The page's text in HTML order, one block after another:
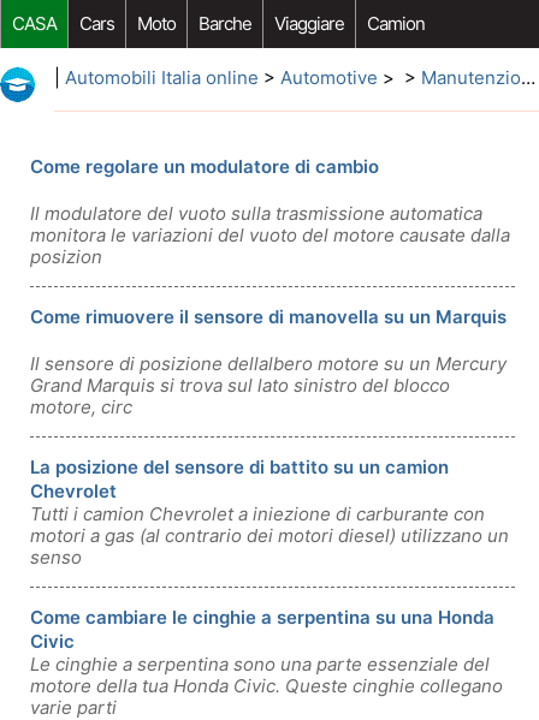
CASA Cars Moto Barche Viaggiare Camion
Riparazione Auto Acquisto Auto Car Opzioni Aftermarket
Automobili Italia online > Automotive > > Manutenzione
Come regolare un modulatore di cambio
Il modulatore del vuoto sulla trasmissione automatica
monitora le variazioni del vuoto del motore causate dalla
posizion
Come rimuovere il sensore di manovella su un Marquis
Il sensore di posizione dellalbero motore su un Mercury
Grand Marquis si trova sul lato sinistro del blocco
motore, circ
La posizione del sensore di battito su un camion
Chevrolet
Tutti i camion Chevrolet a iniezione di carburante con
motori a gas (al contrario dei motori diesel) utilizzano un
senso
Come cambiare le cinghie a serpentina su una Honda
Civic
Le cinghie a serpentina sono una parte essenziale del
motore della tua Honda Civic. Queste cinghie collegano
varie parti